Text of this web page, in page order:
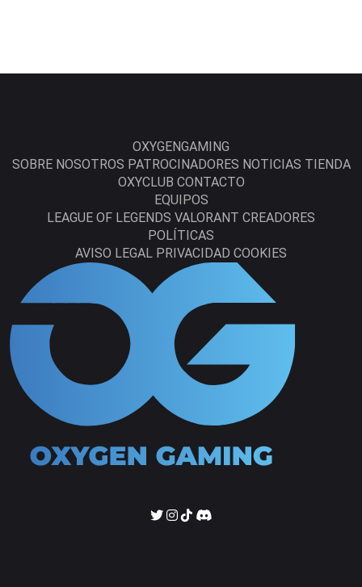
OXYGENGAMING
SOBRE NOSOTROS PATROCINADORES NOTICIAS TIENDA
OXYCLUB CONTACTO
EQUIPOS
LEAGUE OF LEGENDS VALORANT CREADORES
POLÍTICAS
AVISO LEGAL PRIVACIDAD COOKIES